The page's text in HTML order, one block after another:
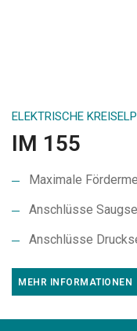
ELEKTRISCHE
IM 155
Maximale
Anschlüsse
Anschlüsse
MEHR INFORMATIONEN